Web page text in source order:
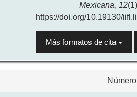
Mexicana,12
https://doi.org/10.19130/
Más formatos de cita
Número